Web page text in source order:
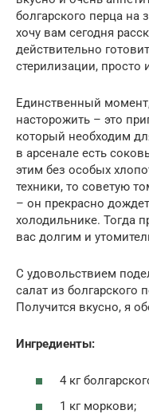
болгарского перца
хочу вам сегодня
действительно
стерилизации, просто
Единственный
насторожить – это
который необходим
в арсенале есть
этим без особых
техники, то советую
– он прекрасно
холодильнике. Тогда
вас долгим и
С удовольствием
салат из болгарского
Получится вкусно, я
Ингредиенты:
4 кг
1 кг моркови;